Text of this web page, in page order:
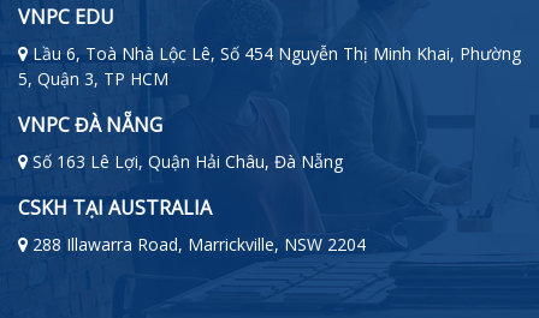
VNPC EDU
Lầu 6, Toà Nhà Lộc Lê, Số 454 Nguyễn Thị Minh Khai, Phường
5, Quận 3, TP HCM
VNPC ĐÀ NẴNG
Số 163 Lê Lợi, Quận Hải Châu, Đà Nẵng
CSKH TẠI AUSTRALIA
288 Illawarra Road, Marrickville, NSW 2204